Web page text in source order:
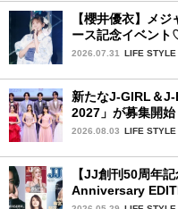
【櫻井優衣】メ
ース記念イベント
2026.07.31 LIFE STYLE
新たなJ-GIRL＆
2027」が募集開
視した「新システ
2026.08.03 LIFE STYLE
【JJ創刊50周年
Anniversary